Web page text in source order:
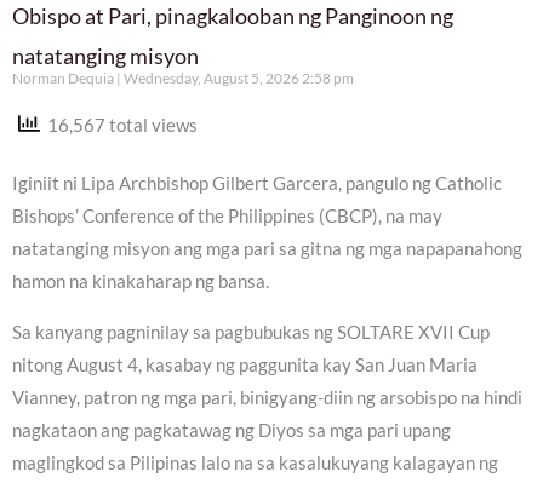
Obispo at Pari, pinagkalooban ng Panginoon ng
natatanging misyon
Norman Dequia Wednesday, August 5, 2026 2:58 pm
16,567 total views
Iginiit ni Lipa Archbishop Gilbert Garcera, pangulo ng Catholic
Bishops’ Conference of the Philippines (CBCP), na may
natatanging misyon ang mga pari sa gitna ng mga napapanahong
hamon na kinakaharap ng bansa.
Sa kanyang pagninilay sa pagbubukas ng SOLTARE XVII Cup
nitong August 4, kasabay ng paggunita kay San Juan Maria
Vianney, patron ng mga pari, binigyang-diin ng arsobispo na hindi
nagkataon ang pagkatawag ng Diyos sa mga pari upang
maglingkod sa Pilipinas lalo na sa kasalukuyang kalagayan ng